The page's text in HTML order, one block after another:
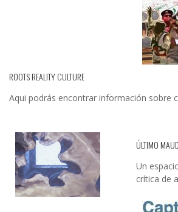
ROOTS REALITY CULTURE
Aqui podrás encontrar información sobre
ÚLTIMO
Un
crítica de